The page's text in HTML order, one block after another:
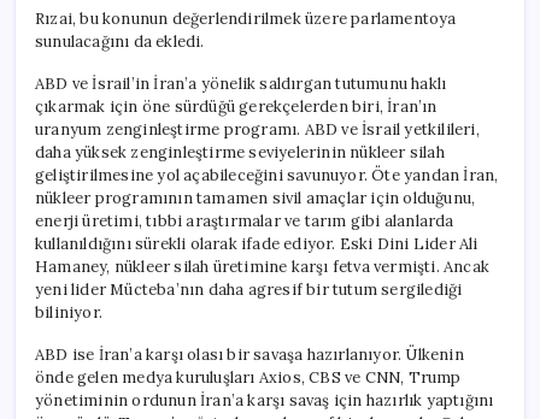
Rızai, bu konunun değerlendirilmek üzere parlamentoya
sunulacağını da ekledi.
ABD ve İsrail’in İran’a yönelik saldırgan tutumunu haklı
çıkarmak için öne sürdüğü gerekçelerden biri, İran’ın
uranyum zenginleştirme programı. ABD ve İsrail yetkilileri,
daha yüksek zenginleştirme seviyelerinin nükleer silah
geliştirilmesine yol açabileceğini savunuyor. Öte yandan İran,
nükleer programının tamamen sivil amaçlar için olduğunu,
enerji üretimi, tıbbi araştırmalar ve tarım gibi alanlarda
kullanıldığını sürekli olarak ifade ediyor. Eski Dini Lider Ali
Hamaney, nükleer silah üretimine karşı fetva vermişti. Ancak
yeni lider Mücteba’nın daha agresif bir tutum sergilediği
biliniyor.
ABD ise İran’a karşı olası bir savaşa hazırlanıyor. Ülkenin
önde gelen medya kuruluşları Axios, CBS ve CNN, Trump
yönetiminin ordunun İran’a karşı savaş için hazırlık yaptığını